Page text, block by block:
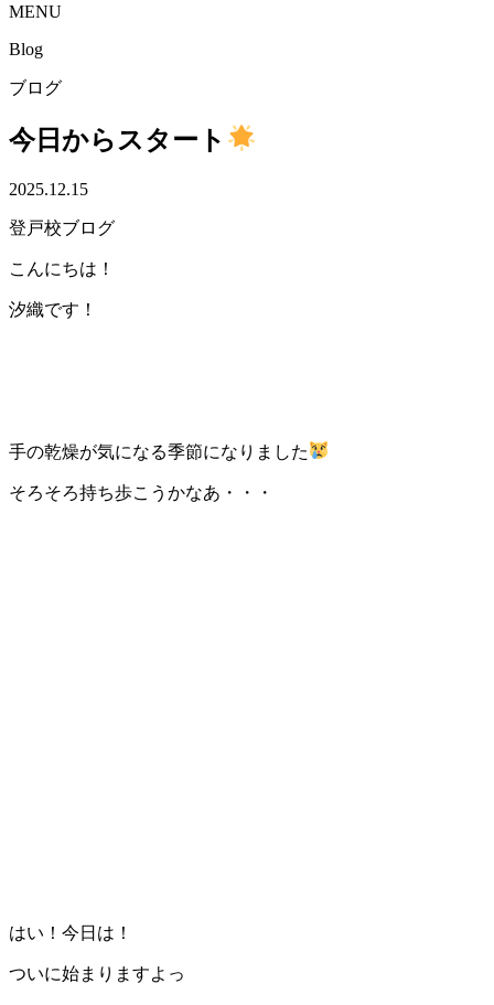
MENU
Blog
ブログ
今日からスタート
2025.12.15
登戸校ブログ
こんにちは！
汐織です！
手の乾燥が気になる季節になりました
そろそろ持ち歩こうかなあ・・・
はい！今日は！
ついに始まりますよっ